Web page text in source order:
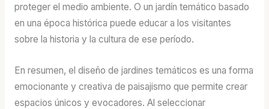
proteger el medio ambiente. O un jardín temático basado
en una época histórica puede educar a los visitantes
sobre la historia y la cultura de ese período.
En resumen, el diseño de jardines temáticos es una forma
emocionante y creativa de paisajismo que permite crear
espacios únicos y evocadores. Al seleccionar